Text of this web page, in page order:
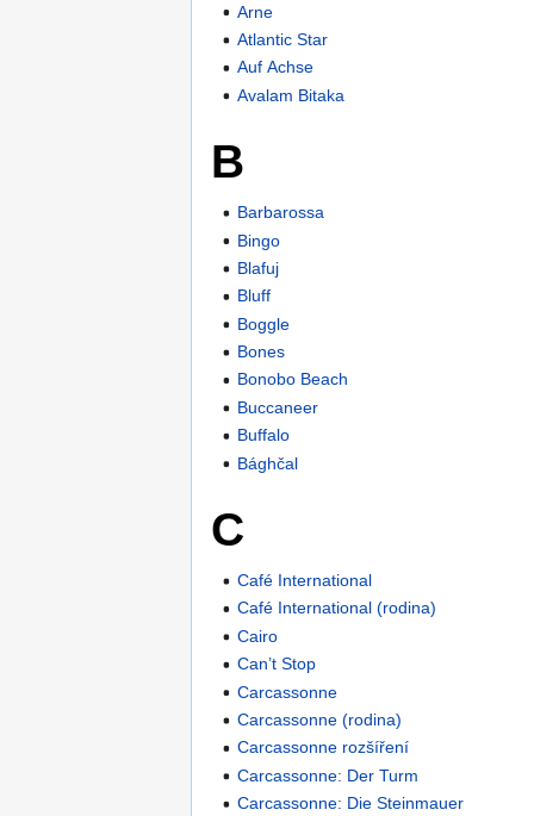
Arne
Atlantic Star
Auf Achse
Avalam Bitaka
B
Barbarossa
Bingo
Blafuj
Bluff
Boggle
Bones
Bonobo Beach
Buccaneer
Buffalo
Bághčal
C
Café International
Café International (rodina)
Cairo
Can’t Stop
Carcassonne
Carcassonne (rodina)
Carcassonne rozšíření
Carcassonne: Der Turm
Carcassonne: Die Steinmauer